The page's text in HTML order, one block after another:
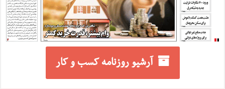
آرشیو روزنامه کسب و کار